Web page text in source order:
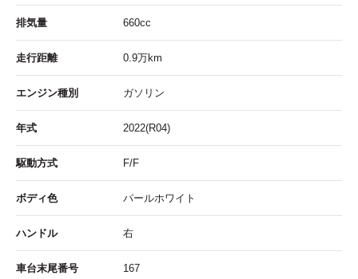
排気量 660cc
走行距離 0.9万km
エンジン種別 ガソリン
年式 2022(R04)
駆動方式 F/F
ボディ色 パールホワイト
ハンドル 右
車台末尾番号 167